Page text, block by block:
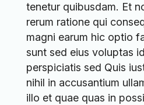
tenetur quibusdam. Et
rerum ratione qui
magni earum hic optio
sunt sed eius voluptas
perspiciatis sed Quis
nihil in accusantium
illo et quae quas in